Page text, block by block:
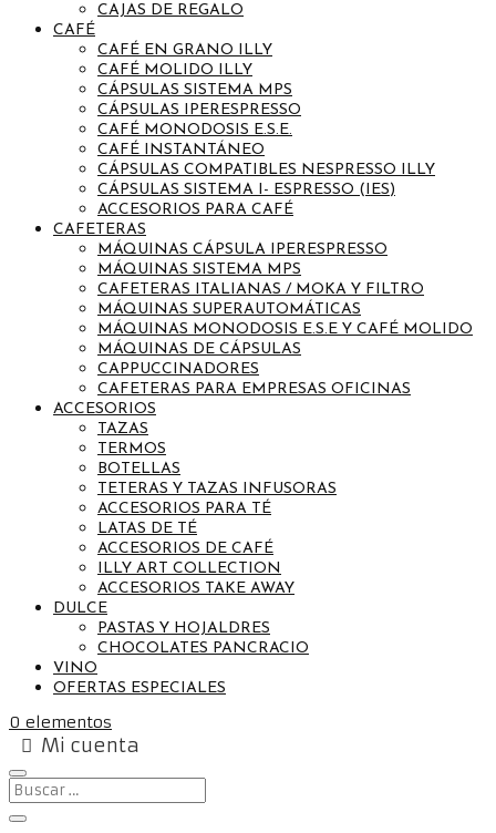
CAJAS DE REGALO
CAFÉ
CAFÉ EN GRANO ILLY
CAFÉ MOLIDO ILLY
CÁPSULAS SISTEMA MPS
CÁPSULAS IPERESPRESSO
CAFÉ MONODOSIS E.S.E.
CAFÉ INSTANTÁNEO
CÁPSULAS COMPATIBLES NESPRESSO ILLY
CÁPSULAS SISTEMA I- ESPRESSO (IES)
ACCESORIOS PARA CAFÉ
CAFETERAS
MÁQUINAS CÁPSULA IPERESPRESSO
MÁQUINAS SISTEMA MPS
CAFETERAS ITALIANAS / MOKA Y FILTRO
MÁQUINAS SUPERAUTOMÁTICAS
MÁQUINAS MONODOSIS E.S.E Y CAFÉ MOLIDO
MÁQUINAS DE CÁPSULAS
CAPPUCCINADORES
CAFETERAS PARA EMPRESAS OFICINAS
ACCESORIOS
TAZAS
TERMOS
BOTELLAS
TETERAS Y TAZAS INFUSORAS
ACCESORIOS PARA TÉ
LATAS DE TÉ
ACCESORIOS DE CAFÉ
ILLY ART COLLECTION
ACCESORIOS TAKE AWAY
DULCE
PASTAS Y HOJALDRES
CHOCOLATES PANCRACIO
VINO
OFERTAS ESPECIALES
0 elementos
Mi cuenta